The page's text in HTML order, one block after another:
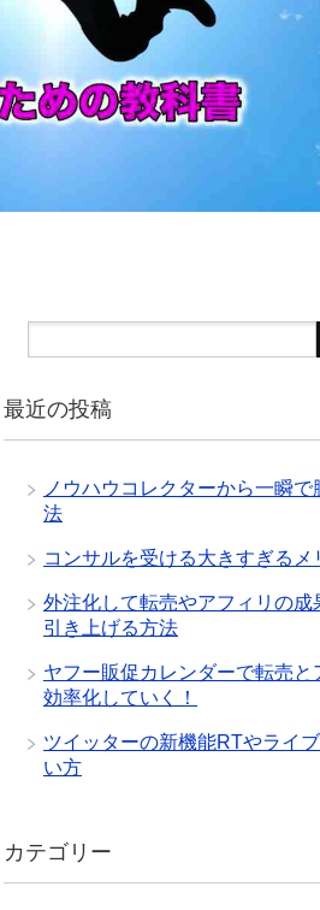
最近の投稿
ノウハウコレクターから一瞬で
法
コンサルを受ける大きすぎるメ
外注化して転売やアフィリの成
引き上げる方法
ヤフー販促カレンダーで転売と
効率化していく！
ツイッターの新機能RTやライ
い方
カテゴリー